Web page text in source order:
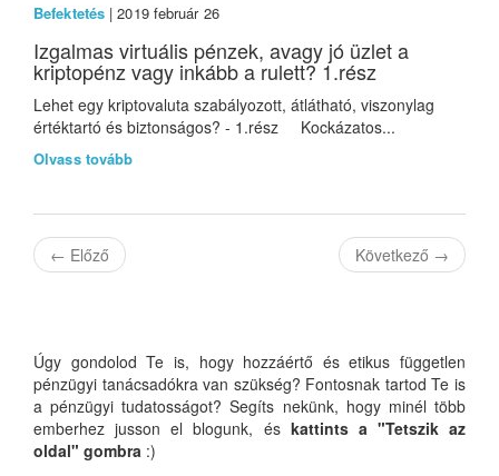
Befektetés | 2019 február 26
Izgalmas virtuális pénzek, avagy jó üzlet a
kriptopénz vagy inkább a rulett? 1.rész
Lehet egy kriptovaluta szabályozott, átlátható, viszonylag
értéktartó és biztonságos? - 1.rész Kockázatos...
Olvass tovább
← Előző Következő →
Úgy gondolod Te is, hogy hozzáértő és etikus független
pénzügyi tanácsadókra van szükség? Fontosnak tartod Te is
a pénzügyi tudatosságot? Segíts nekünk, hogy minél több
emberhez jusson el blogunk, és kattints a "Tetszik az
oldal" gombra :)